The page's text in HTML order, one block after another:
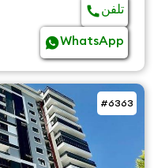
تلفن
WhatsApp
#6363